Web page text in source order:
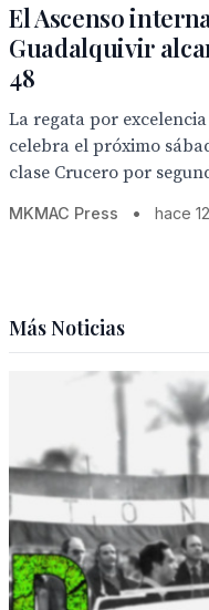
El Ascenso
Guadalquivir
48
La regata por
celebra el próximo
clase Crucero por
MKMAC Press • hace
Más Noticias